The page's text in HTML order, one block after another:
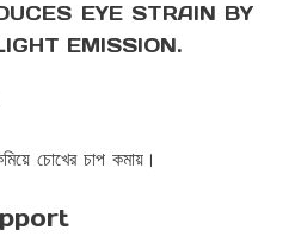
EYE STRAIN BY
EMISSION.
চোখের চাপ কমায়।